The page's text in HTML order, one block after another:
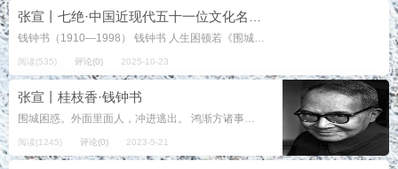
钱钟书（1910—1998） 钱钟书 人生困顿若《围城》，冲进冲出俱不成。 学贯中西《谈艺录》，《管锥》杰作只君卿。 注： 1....
阅读(535) 评论(0) 2025-10-23
张宣丨桂枝香·钱钟书
围城困惑。外面里面人，冲进逃出。 鸿渐方诸事挫，内心荼苦。 婚姻枷锁套脖子，错阴阳，无缘佳女。 一生事业，终难有为，撞钟朝暮。 换职业，犹如换圄。吁萎靡精神，自知良苦。...
阅读(1245) 评论(0) 2023-5-21